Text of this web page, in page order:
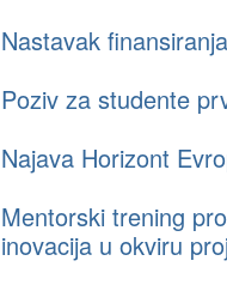
Nastavak
Poziv za studente
Najava Horizont
Mentorski trening
inovacija u okviru